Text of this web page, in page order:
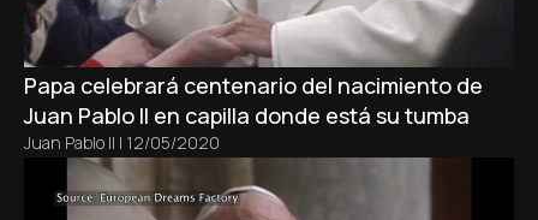
Papa celebrará centenario del nacimiento de
Juan Pablo II en capilla donde está su tumba
Juan Pablo II | 12/05/2020